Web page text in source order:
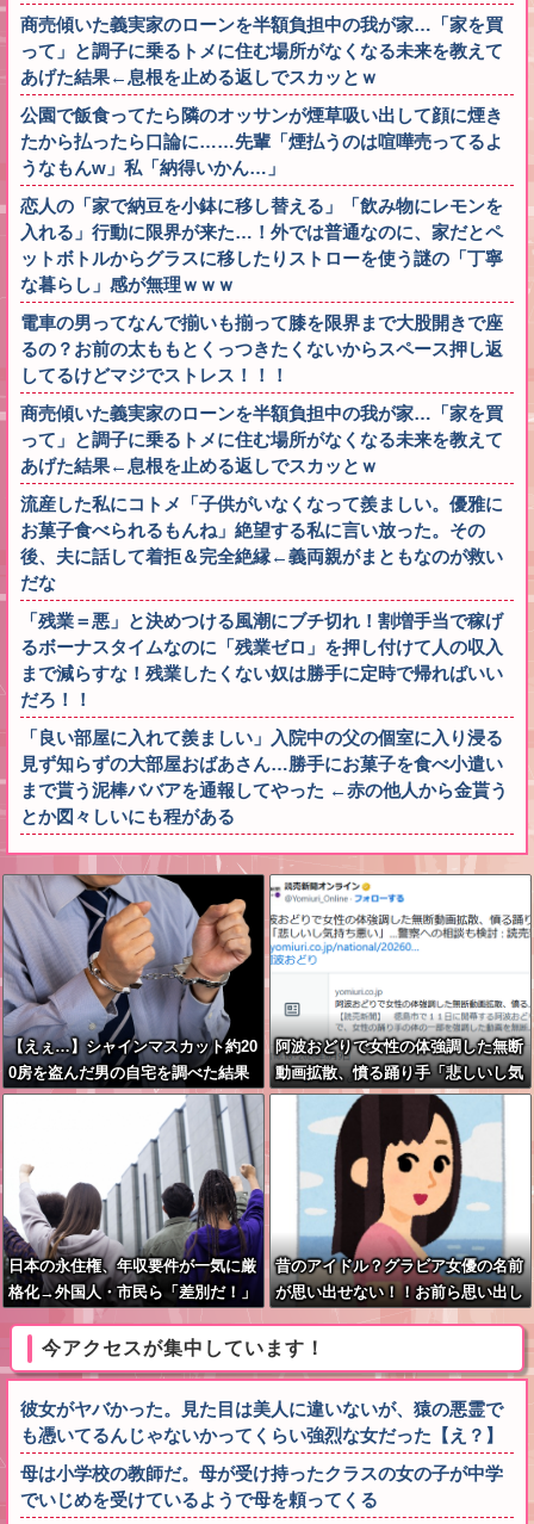
商売傾いた義実家のローンを半額負担中の我が家…「家を買
って」と調子に乗るトメに住む場所がなくなる未来を教えて
あげた結果←息根を止める返しでスカッとｗ
公園で飯食ってたら隣のオッサンが煙草吸い出して顔に煙き
たから払ったら口論に……先輩「煙払うのは喧嘩売ってるよ
うなもんw」私「納得いかん…」
恋人の「家で納豆を小鉢に移し替える」「飲み物にレモンを
入れる」行動に限界が来た…！外では普通なのに、家だとペ
ットボトルからグラスに移したりストローを使う謎の「丁寧
な暮らし」感が無理ｗｗｗ
電車の男ってなんで揃いも揃って膝を限界まで大股開きで座
るの？お前の太ももとくっつきたくないからスペース押し返
してるけどマジでストレス！！！
商売傾いた義実家のローンを半額負担中の我が家…「家を買
って」と調子に乗るトメに住む場所がなくなる未来を教えて
あげた結果←息根を止める返しでスカッとｗ
流産した私にコトメ「子供がいなくなって羨ましい。優雅に
お菓子食べられるもんね」絶望する私に言い放った。その
後、夫に話して着拒＆完全絶縁←義両親がまともなのが救い
だな
「残業＝悪」と決めつける風潮にブチ切れ！割増手当で稼げ
るボーナスタイムなのに「残業ゼロ」を押し付けて人の収入
まで減らすな！残業したくない奴は勝手に定時で帰ればいい
だろ！！
「良い部屋に入れて羨ましい」入院中の父の個室に入り浸る
見ず知らずの大部屋おばあさん…勝手にお菓子を食べ小遣い
まで貰う泥棒ババアを通報してやった ←赤の他人から金貰う
とか図々しいにも程がある
【えぇ…】シャインマスカット約20
0房を盗んだ男の自宅を調べた結果
ｗｗｗｗｗｗｗｗ
阿波おどりで女性の体強調した無断
動画拡散、憤る踊り手「悲しいし気
持ち悪い」…悪質なケースは警察へ
の相談検討
日本の永住権、年収要件が一気に厳
格化→外国人・市民ら「差別だ！」
昔のアイドル？グラビア女優の名前
が思い出せない！！お前ら思い出し
今アクセスが集中しています！
彼女がヤバかった。見た目は美人に違いないが、猿の悪霊で
も憑いてるんじゃないかってくらい強烈な女だった【え？】
母は小学校の教師だ。母が受け持ったクラスの女の子が中学
でいじめを受けているようで母を頼ってくる